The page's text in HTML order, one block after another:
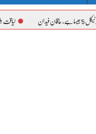
لیاقت بلوچ کا